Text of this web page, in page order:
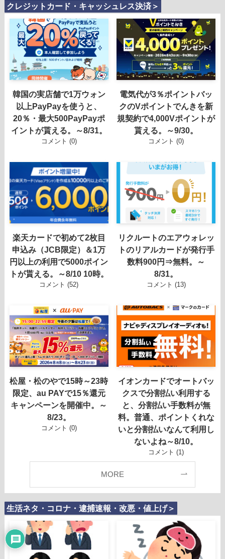
クレジットカード・キャッシュレス決済＞
韓国の実店舗で1万ウォン
以上PayPayを使うと、
20％・最大500PayPayポ
イントが貰える。～8/31。
コメント (0)
電気代が3％ポイントバッ
クのVポイントでんきを新
規契約で4,000Vポイントが
貰える。～9/30。
コメント (0)
楽天カードで初めて2枚目
申込み（JCB限定）＆1万
円以上の利用で5000ポイン
トが貰える。～8/10 10時。
コメント (52)
リクルートのエアウォレッ
トのリアルカードが発行手
数料900円⇒無料。～
8/31。
コメント (13)
松屋・松のやで15時～23時
限定、au PAYで15％還元
キャンペーンを開催中。～
8/23。
コメント (0)
イオンカードでオートバッ
クスで分割払い利用する
と、分割払い手数料が無
料。普通、ポイントくれな
いと分割払いなんて利用し
ないよね～8/10。
コメント (1)
MORE
生活ネタ・コロナ・逮捕速報・改悪・値上げ＞